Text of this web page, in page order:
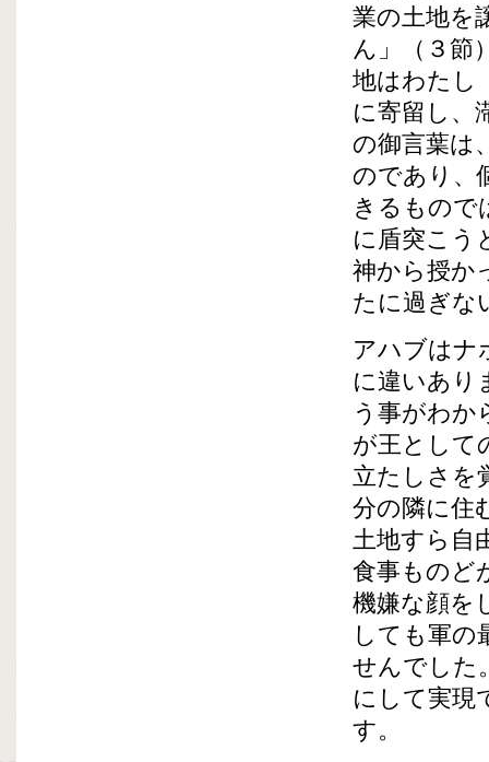
業の土地を
ん」（３節
地はわたし
に寄留し、
の御言葉は
のであり、
きるもので
に盾突こう
神から授か
たに過ぎな
アハブはナ
に違いあり
う事がわか
が王として
立たしさを
分の隣に住
土地すら自
食事ものど
機嫌な顔を
しても軍の
せんでした
にして実現
す。